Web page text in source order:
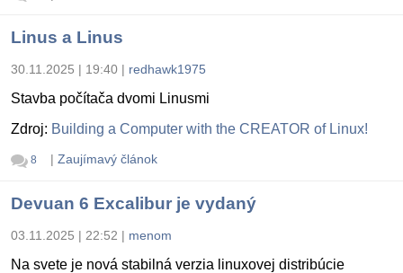
Linus a Linus
30.11.2025 | 19:40 | redhawk1975
Stavba počítača dvomi Linusmi
Zdroj: Building a Computer with the CREATOR of Linux!
8 | Zaujímavý článok
Devuan 6 Excalibur je vydaný
03.11.2025 | 22:52 | menom
Na svete je nová stabilná verzia linuxovej distribúcie